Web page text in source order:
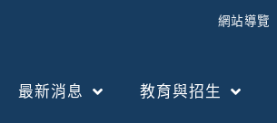
網站導覽
最新消息 教育與招生